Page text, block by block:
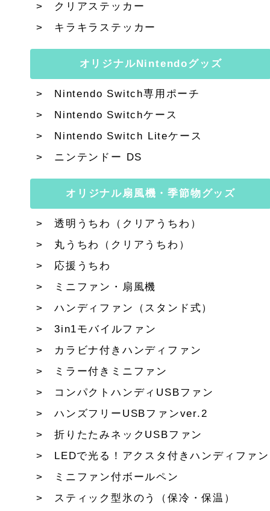
クリアステッカー
キラキラステッカー
オリジナルNintendoグッズ
Nintendo Switch専用ポーチ
Nintendo Switchケース
Nintendo Switch Liteケース
ニンテンドー DS
オリジナル扇風機・季節物グッズ
透明うちわ（クリアうちわ）
丸うちわ（クリアうちわ）
応援うちわ
ミニファン・扇風機
ハンディファン（スタンド式）
3in1モバイルファン
カラビナ付きハンディファン
ミラー付きミニファン
コンパクトハンディUSBファン
ハンズフリーUSBファンver.2
折りたたみネックUSBファン
LEDで光る！アクスタ付きハンディファン
ミニファン付ボールペン
スティック型氷のう（保冷・保温）